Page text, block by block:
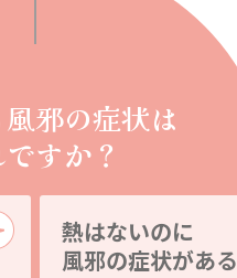
邪の症状は
すか？
熱はないのに
風邪の症状がある